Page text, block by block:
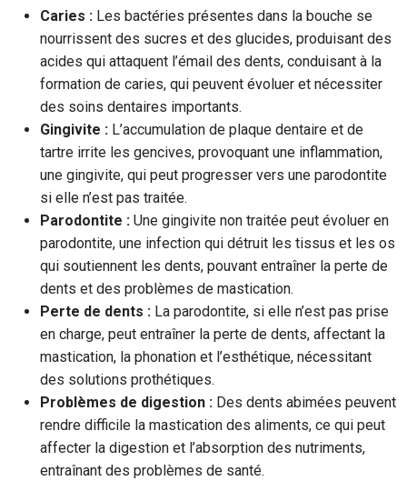
Caries : Les bactéries présentes dans la bouche se
nourrissent des sucres et des glucides, produisant des
acides qui attaquent l’émail des dents, conduisant à la
formation de caries, qui peuvent évoluer et nécessiter
des soins dentaires importants.
Gingivite : L’accumulation de plaque dentaire et de
tartre irrite les gencives, provoquant une inflammation,
une gingivite, qui peut progresser vers une parodontite
si elle n’est pas traitée.
Parodontite : Une gingivite non traitée peut évoluer en
parodontite, une infection qui détruit les tissus et les os
qui soutiennent les dents, pouvant entraîner la perte de
dents et des problèmes de mastication.
Perte de dents : La parodontite, si elle n’est pas prise
en charge, peut entraîner la perte de dents, affectant la
mastication, la phonation et l’esthétique, nécessitant
des solutions prothétiques.
Problèmes de digestion : Des dents abimées peuvent
rendre difficile la mastication des aliments, ce qui peut
affecter la digestion et l’absorption des nutriments,
entraînant des problèmes de santé.